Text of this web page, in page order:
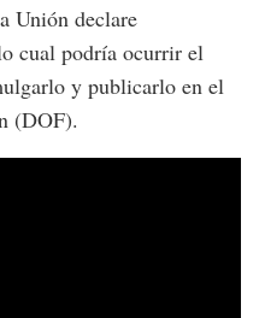
Unión declare
cual podría ocurrir el
y publicarlo en el
(DOF).